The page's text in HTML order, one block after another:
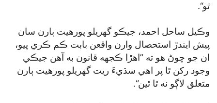
ٿو“.
وڪيل ساحل احمد، جيڪو گھريلو پورهيت ٻارن سان
پيش ايندڙ استحصال وارن واقعن بابت ڪم ڪري پيو،
ان جو چوڻ هو ته ”اهڙا ڪجهه قانون به آهن جيڪي
وجود رکن ٿا پر اهي سڌيءَ ريت گھريلو پورهيت ٻارن
متعلق لاڳو نه ٿا ٿين“.